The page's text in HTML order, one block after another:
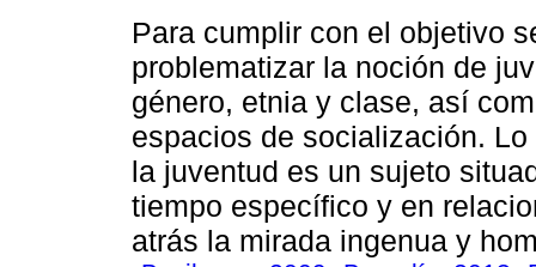
Para cumplir con el objetivo
problematizar la noción de
género, etnia y clase, así
espacios de socialización.
la juventud es un sujeto
tiempo específico y en
atrás la mirada ingenua y